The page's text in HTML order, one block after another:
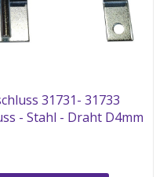
31731- 31733
- Stahl - Draht D4mm